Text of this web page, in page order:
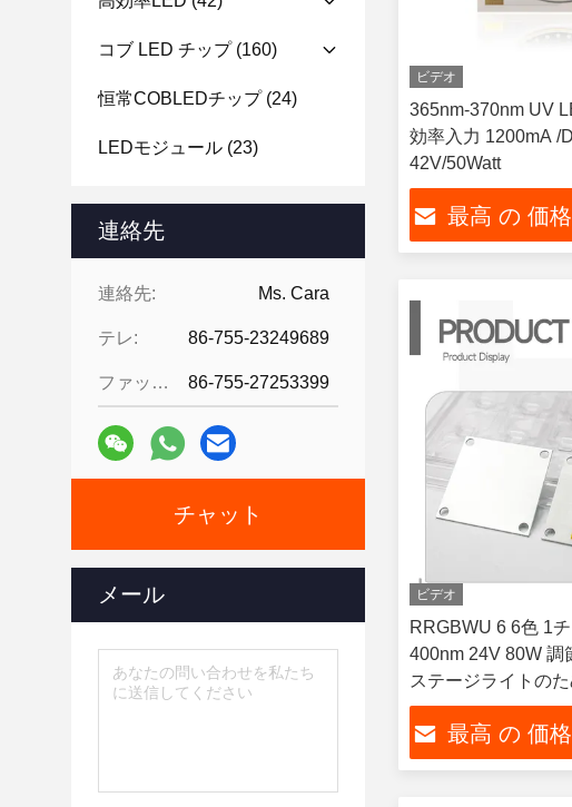
コブ LED チップ(160)
恒常COBLEDチップ(24)
LEDモジュール (23)
連絡先
連絡先: Ms. Cara
テレ: 86-755-23249689
ファックス: 86-755-27253399
チャット
メール
ビデオ
365nm-370nm UV
効率入力 1200mA /
42V/50Watt
最高 の 価
ビデオ
RRGBWU 6 6色 1
400nm 24V 80W 調
ステージライトの
CCT パフォーマン
ウムライト,プール
最高 の 価